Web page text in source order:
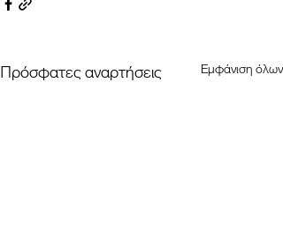
Πρόσφατες αναρτήσεις Εμφάνιση όλων